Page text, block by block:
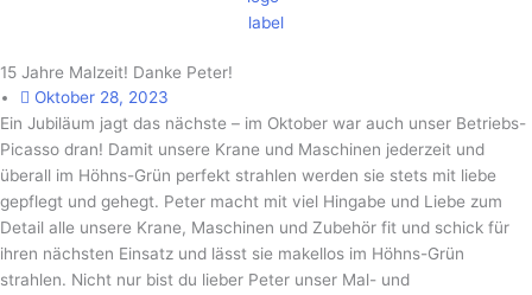
15 Jahre Malzeit! Danke Peter!
Oktober 28, 2023
Ein Jubiläum jagt das nächste – im Oktober war auch unser Betriebs-
Picasso dran! Damit unsere Krane und Maschinen jederzeit und
überall im Höhns-Grün perfekt strahlen werden sie stets mit liebe
gepflegt und gehegt. Peter macht mit viel Hingabe und Liebe zum
Detail alle unsere Krane, Maschinen und Zubehör fit und schick für
ihren nächsten Einsatz und lässt sie makellos im Höhns-Grün
strahlen. Nicht nur bist du lieber Peter unser Mal- und